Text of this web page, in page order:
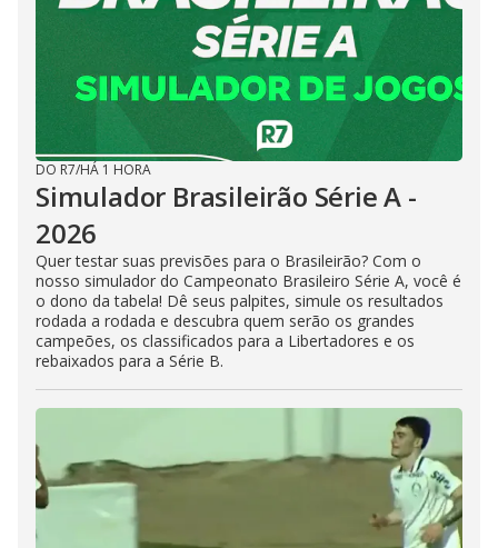
DO R7/HÁ 1 HORA
Simulador Brasileirão Série A -
2026
Quer testar suas previsões para o Brasileirão? Com o
nosso simulador do Campeonato Brasileiro Série A, você é
o dono da tabela! Dê seus palpites, simule os resultados
rodada a rodada e descubra quem serão os grandes
campeões, os classificados para a Libertadores e os
rebaixados para a Série B.